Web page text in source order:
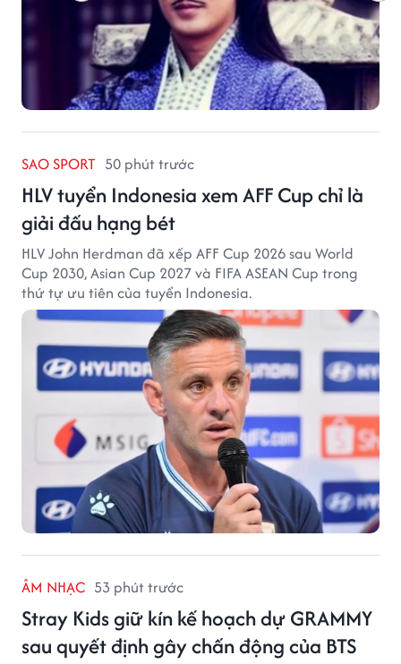
SAO SPORT 50 phút trước
HLV tuyển Indonesia xem AFF Cup chỉ là
giải đấu hạng bét
HLV John Herdman đã xếp AFF Cup 2026 sau World
Cup 2030, Asian Cup 2027 và FIFA ASEAN Cup trong
thứ tự ưu tiên của tuyển Indonesia.
ÂM NHẠC 53 phút trước
Stray Kids giữ kín kế hoạch dự GRAMMY
sau quyết định gây chấn động của BTS